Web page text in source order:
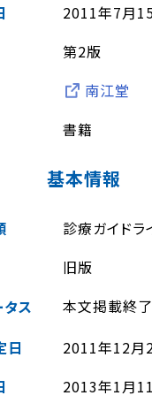
2011年7月
第2版
南江堂
書籍
基本情報
診療ガイドラ
旧版
ス
本文掲載終了
日
2011年12月
2013年1月